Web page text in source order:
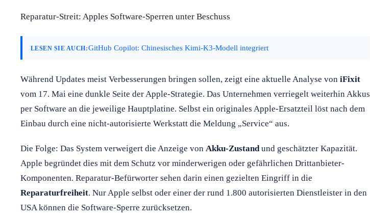
Reparatur-Streit: Apples Software-Sperren unter Beschuss
LESEN SIE AUCH:GitHub Copilot: Chinesisches Kimi-K3-Modell integriert
Während Updates meist Verbesserungen bringen sollen, zeigt eine aktuelle Analyse von iFixit
vom 17. Mai eine dunkle Seite der Apple-Strategie. Das Unternehmen verriegelt weiterhin Akkus
per Software an die jeweilige Hauptplatine. Selbst ein originales Apple-Ersatzteil löst nach dem
Einbau durch eine nicht-autorisierte Werkstatt die Meldung „Service“ aus.
Die Folge: Das System verweigert die Anzeige von Akku-Zustand und geschätzter Kapazität.
Apple begründet dies mit dem Schutz vor minderwerigen oder gefährlichen Drittanbieter-
Komponenten. Reparatur-Befürworter sehen darin einen gezielten Eingriff in die
Reparaturfreiheit. Nur Apple selbst oder einer der rund 1.800 autorisierten Dienstleister in den
USA können die Software-Sperre zurücksetzen.